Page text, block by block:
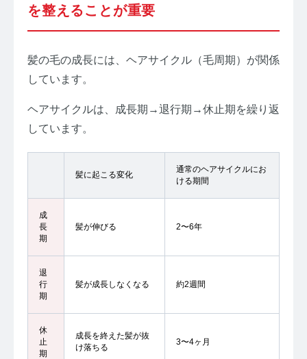
を整えることが重要
髪の毛の成長には、ヘアサイクル（毛周期）が関係
しています。
ヘアサイクルは、成長期→退行期→休止期を繰り返
しています。
髪に起こる変化
通常のヘアサイクルにお
ける期間
成
長
期
髪が伸びる 2〜6年
退
行
期
髪が成長しなくなる 約2週間
休
止
期
成長を終えた髪が抜
け落ちる
3〜4ヶ月